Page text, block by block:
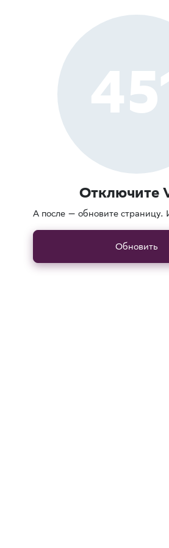
Отключите
А после — обновите страницу.
Обновить